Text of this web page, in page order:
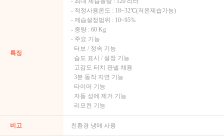
특징
- 적정사용온도 : 18~32℃(저온제습가능)
- 제습설정범위 : 10~95%
- 중량 : 60 Kg
- 주요 기능
터보 / 정속 기능
습도 표시 / 설정 기능
고감도 터치 판넬 채용
3분 동작 지연 기능
타이머 기능
자동 성에 제거 기능
리모컨 기능
비고 친환경 냉매 사용